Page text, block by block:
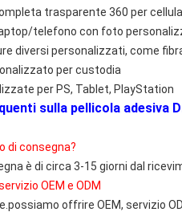
trasparente 360 ​​per
telefono con foto
diversi personalizzati, come
per custodia
per PS, Tablet, PlayStation
sulla pellicola adesiva
di consegna?
è di circa 3-15 giorni dal
OEM e ODM
offrire OEM, servizio